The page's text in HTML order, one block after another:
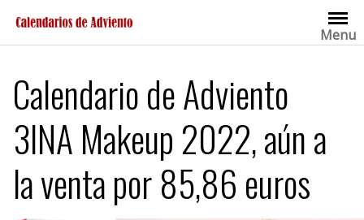
contenido
Menu
Calendario de Adviento
3INA Makeup 2022, aún a
la venta por 85,86 euros